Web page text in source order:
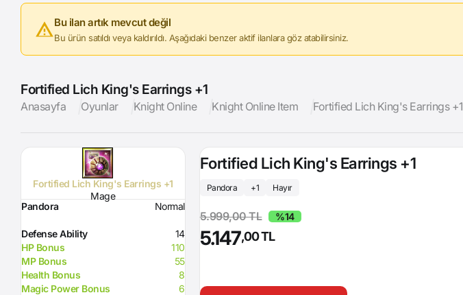
Bu ilan artık mevcut değil
Bu ürün satıldı veya kaldırıldı. Aşağıdaki benzer aktif ilanlara göz atabilirsiniz.
Fortified Lich King's Earrings +1
Anasayfa Oyunlar Knight Online Knight Online Item Fortified Lich King's Earrings +1
Fortified Lich King's Earrings +1
Mage
Pandora
Normal
Defense Ability
14
HP Bonus
110
MP Bonus
55
Health Bonus
8
Magic Power Bonus
6
Fortified Lich King's Earrings +1
Pandora +1 Hayır
5.999,00 TL %14
5.147,00 TL